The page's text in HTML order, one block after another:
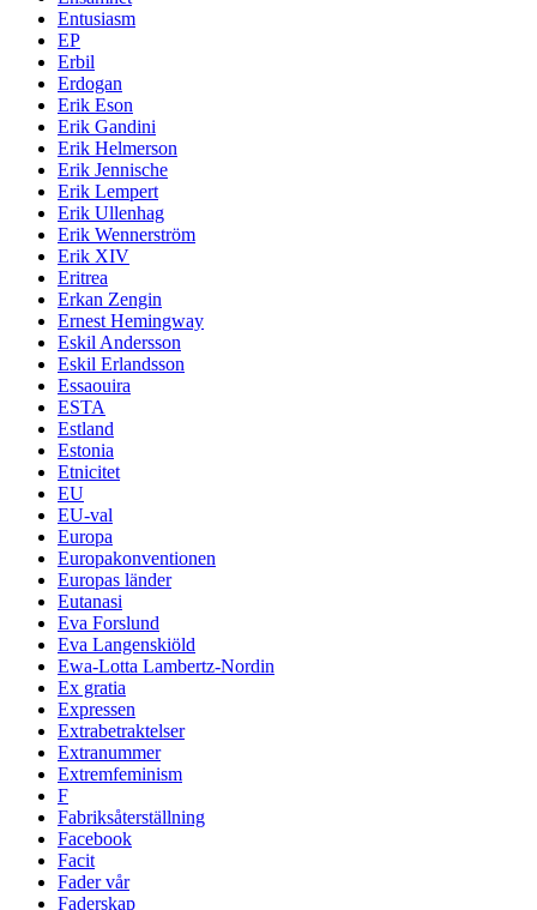
Entusiasm
EP
Erbil
Erdogan
Erik Eson
Erik Gandini
Erik Helmerson
Erik Jennische
Erik Lempert
Erik Ullenhag
Erik Wennerström
Erik XIV
Eritrea
Erkan Zengin
Ernest Hemingway
Eskil Andersson
Eskil Erlandsson
Essaouira
ESTA
Estland
Estonia
Etnicitet
EU
EU-val
Europa
Europakonventionen
Europas länder
Eutanasi
Eva Forslund
Eva Langenskiöld
Ewa-Lotta Lambertz-Nordin
Ex gratia
Expressen
Extrabetraktelser
Extranummer
Extremfeminism
F
Fabriksåterställning
Facebook
Facit
Fader vår
Faderskap